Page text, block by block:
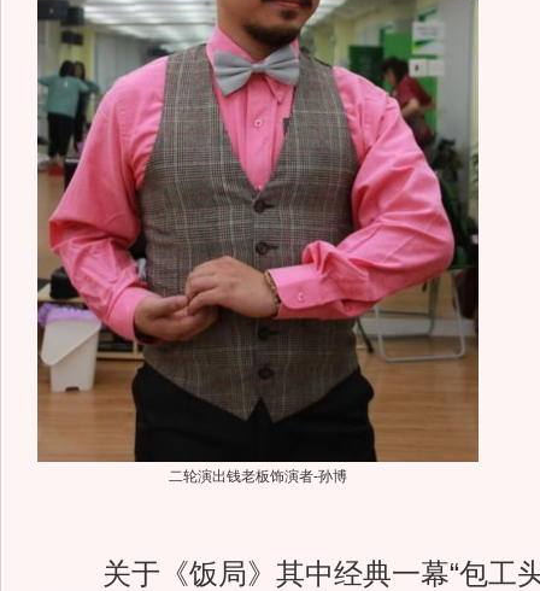
二轮演出钱老板饰演者-孙博
关于《饭局》其中经典一幕“包工